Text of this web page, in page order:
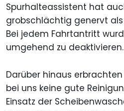
Spurhalteassistent hat
grobschlächtig genervt
Bei jedem Fahrtantritt
umgehend zu deaktivieren.
Darüber hinaus
bei uns keine gute
Einsatz der